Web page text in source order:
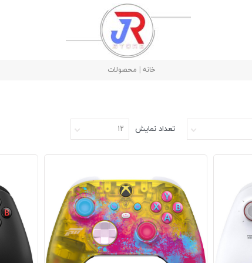
خانه | محصولات
تعداد نمایش ۱۲